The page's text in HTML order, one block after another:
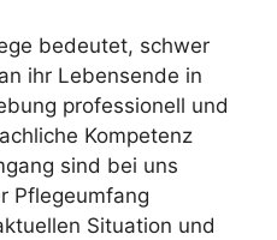
bedeutet, schwer
ihr Lebensende in
professionell und
Kompetenz
sind bei uns
Pflegeumfang
Situation und